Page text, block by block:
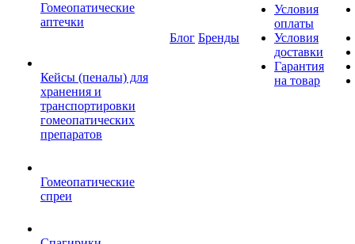
Гомеопатические
аптечки
Кейсы (пеналы) для
хранения и
транспортировки
гомеопатических
препаратов
Гомеопатические
спреи
Блог Бренды
Условия
оплаты
Условия
доставки
Гарантия
на товар